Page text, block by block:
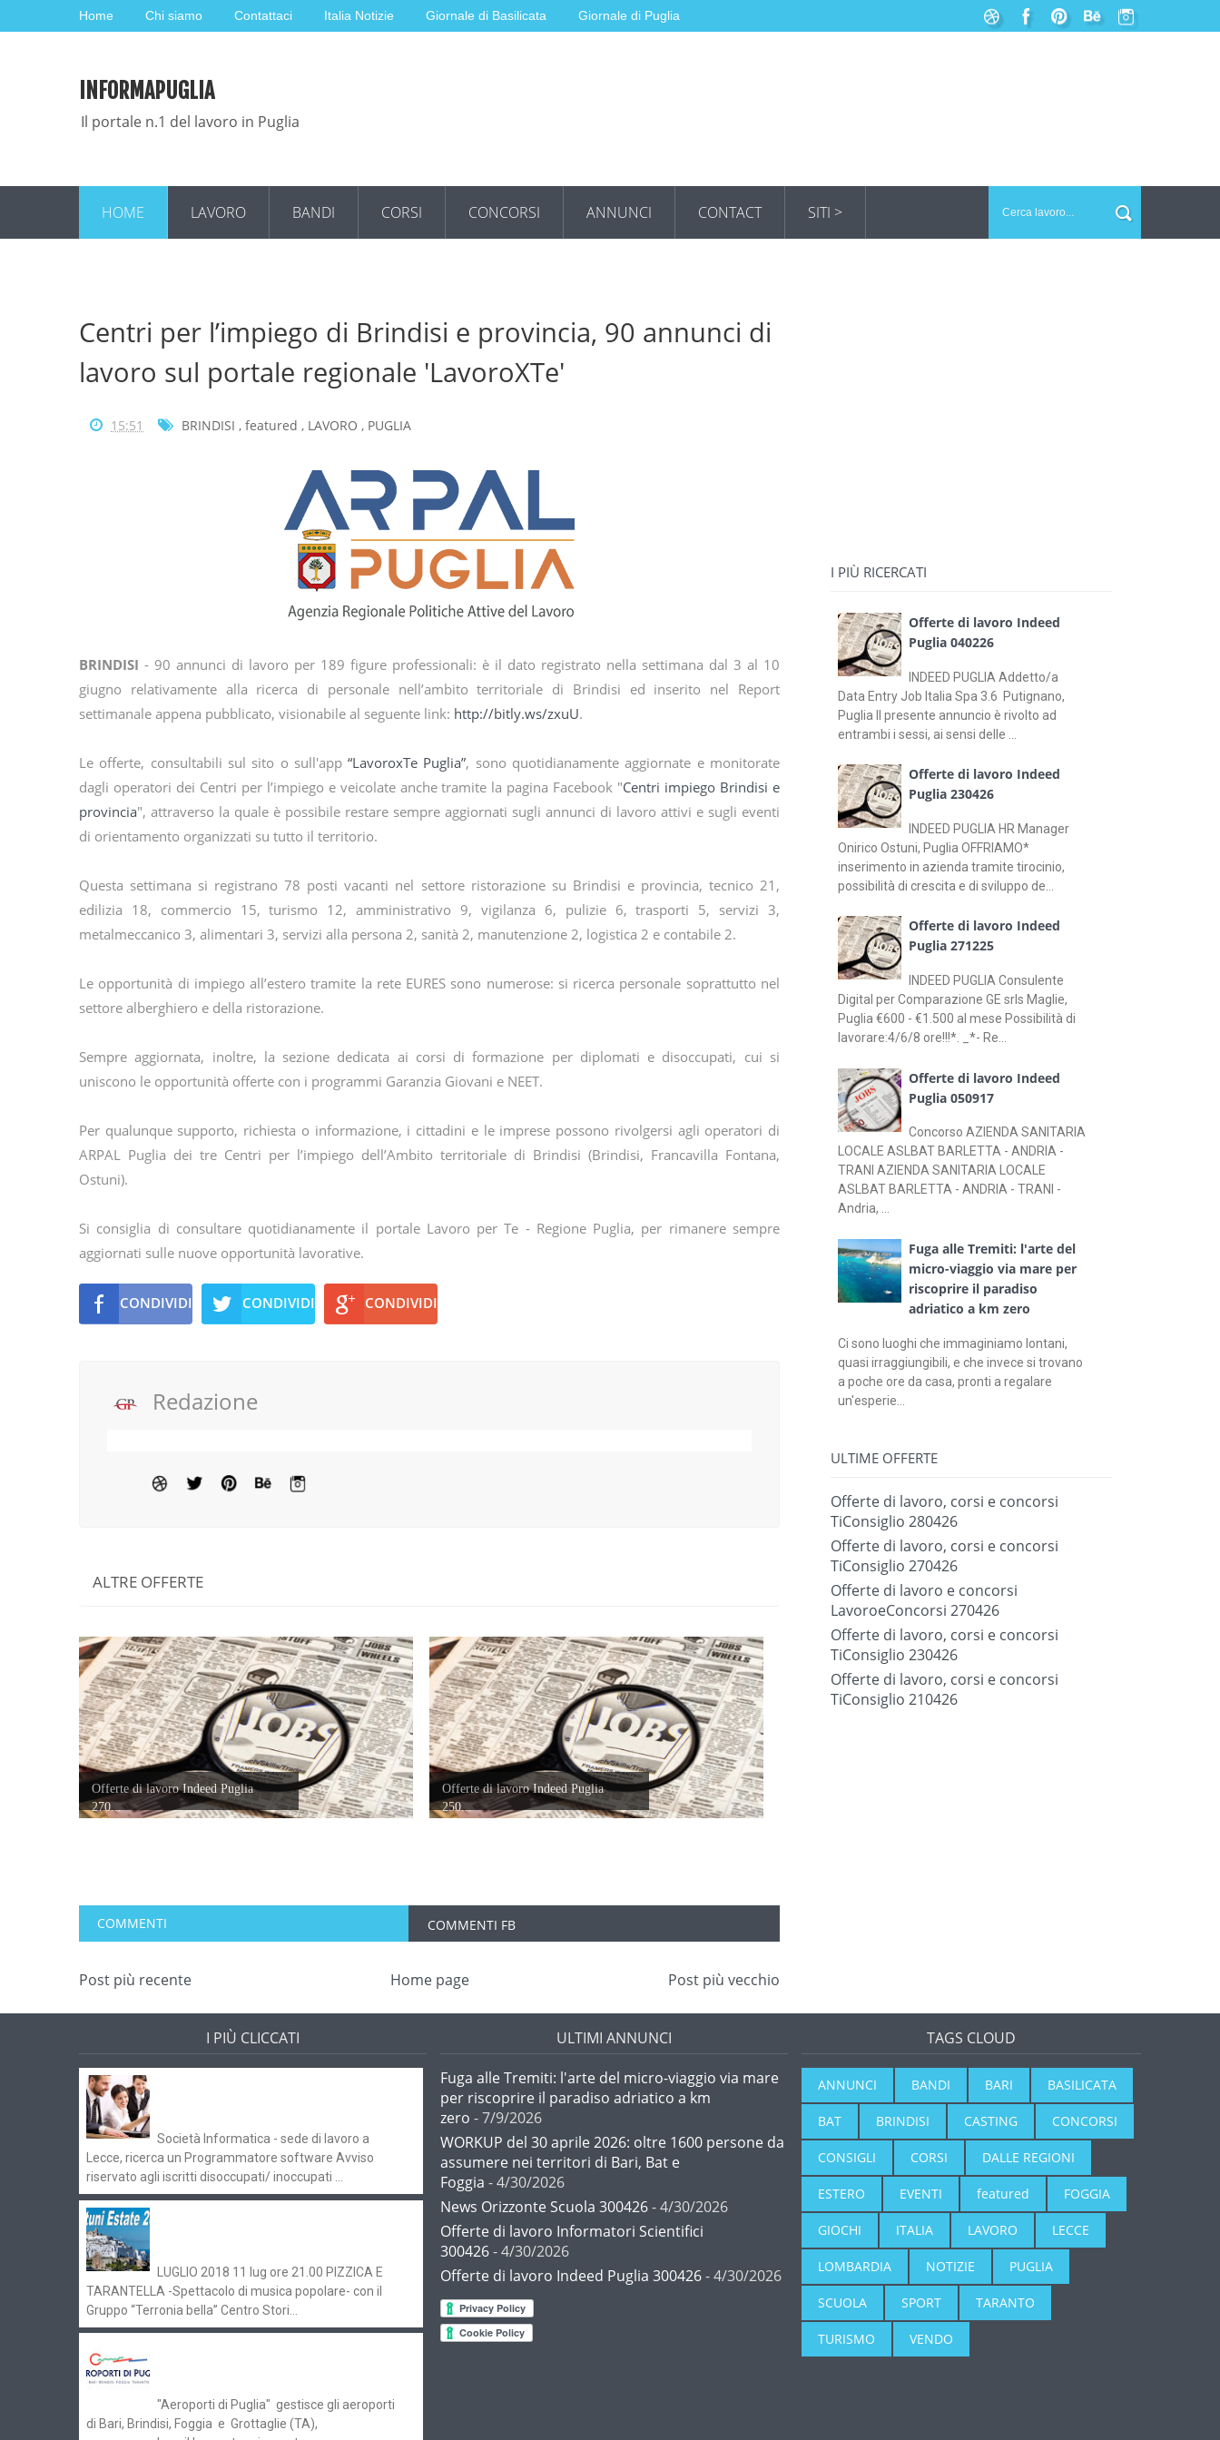
Home Chi siamo Contattaci Italia Notizie Giornale di Basilicata Giornale di Puglia
INFORMAPUGLIA
Il portale n.1 del lavoro in Puglia
HOME LAVORO BANDI CORSI CONCORSI ANNUNCI CONTACT SITI >
Centri per l’impiego di Brindisi e provincia, 90 annunci di
lavoro sul portale regionale 'LavoroXTe'
15:51 BRINDISI , featured , LAVORO , PUGLIA
BRINDISI - 90 annunci di lavoro per 189 figure professionali: è il dato registrato nella settimana dal 3
http://bitly.ws/zxuU.
Le offerte, consultabili sul sito o sull'app“LavoroxTe Puglia”, sono quotidianamente aggiornate e monitorate
dagli operatori dei Centri per l’impiego e veicolate anche tramite la pagina Facebook "Centri impiego Brindisi e
provincia", attraverso la quale è possibile restare sempre aggiornati sugli annunci di lavoro attivi e sugli eventi
di orientamento organizzati su tutto il territorio.
Questa settimana si registrano 78 posti vacanti nel settore ristorazione su Brindisi e provincia, tecnico 21,
edilizia 18, commercio 15, turismo 12, amministrativo 9, vigilanza 6, pulizie 6, trasporti 5, servizi 3,
metalmeccanico 3, alimentari 3, servizi alla persona 2, sanità 2, manutenzione 2, logistica 2 e contabile 2.
Le opportunità di impiego all’estero tramite la rete EURES sono numerose: si ricerca personale soprattutto nel
settore alberghiero e della ristorazione.
Sempre aggiornata, inoltre, la sezione dedicata ai corsi di formazione per diplomati e disoccupati, cui si
uniscono le opportunità offerte con i programmi Garanzia Giovani e NEET.
Per qualunque supporto, richiesta o informazione, i cittadini e le imprese possono rivolgersi agli operatori di
ARPAL Puglia dei tre Centri per l’impiego dell’Ambito territoriale di Brindisi (Brindisi, Francavilla Fontana,
Ostuni).
Si consiglia di consultare quotidianamente il portale Lavoro per Te - Regione Puglia, per rimanere sempre
aggiornati sulle nuove opportunità lavorative.
CONDIVIDI CONDIVIDI CONDIVIDI
Redazione
ALTRE OFFERTE
Offerte di lavoro Indeed Puglia
270...
Offerte di lavoro Indeed Puglia
250...
COMMENTI COMMENTI FB
Post più recente Post più vecchio
Home page
I PIÙ RICERCATI
Offerte di lavoro Indeed
Puglia 040226
INDEED PUGLIA Addetto/a
Data Entry Job Italia Spa 3.6 Putignano,
Puglia Il presente annuncio è rivolto ad
entrambi i sessi, ai sensi delle ...
Offerte di lavoro Indeed
Puglia 230426
INDEED PUGLIA HR Manager
Onirico Ostuni, Puglia OFFRIAMO*
inserimento in azienda tramite tirocinio,
possibilità di crescita e di sviluppo de...
Offerte di lavoro Indeed
Puglia 271225
INDEED PUGLIA Consulente
Digital per Comparazione GE srls Maglie,
Puglia €600 - €1.500 al mese Possibilità di
lavorare:4/6/8 ore!!!*. _*- Re...
Offerte di lavoro Indeed
Puglia 050917
Concorso AZIENDA SANITARIA
LOCALE ASLBAT BARLETTA - ANDRIA -
TRANI AZIENDA SANITARIA LOCALE
ASLBAT BARLETTA - ANDRIA - TRANI -
Andria, ...
Fuga alle Tremiti: l'arte del
micro-viaggio via mare per
riscoprire il paradiso
adriatico a km zero
Ci sono luoghi che immaginiamo lontani,
quasi irraggiungibili, e che invece si trovano
a poche ore da casa, pronti a regalare
un'esperie...
ULTIME OFFERTE
Offerte di lavoro, corsi e concorsi
TiConsiglio 280426
Offerte di lavoro, corsi e concorsi
TiConsiglio 270426
Offerte di lavoro e concorsi
LavoroeConcorsi 270426
Offerte di lavoro, corsi e concorsi
TiConsiglio 230426
Offerte di lavoro, corsi e concorsi
TiConsiglio 210426
I PIÙ CLICCATI
Società Informatica - sede di lavoro a
Lecce, ricerca un Programmatore software Avviso
riservato agli iscritti disoccupati/ inoccupati ...
LUGLIO 2018 11 lug ore 21.00 PIZZICA E
TARANTELLA -Spettacolo di musica popolare- con il
Gruppo “Terronia bella” Centro Stori...
"Aeroporti di Puglia" gestisce gli aeroporti
di Bari, Brindisi, Foggia e Grottaglie (TA),
ULTIMI ANNUNCI
Fuga alle Tremiti: l'arte del micro-viaggio via mare
per riscoprire il paradiso adriatico a km
zero - 7/9/2026
WORKUP del 30 aprile 2026: oltre 1600 persone da
assumere nei territori di Bari, Bat e
Foggia - 4/30/2026
News Orizzonte Scuola 300426- 4/30/2026
Offerte di lavoro Informatori Scientifici
300426- 4/30/2026
Offerte di lavoro Indeed Puglia 300426- 4/30/2026
TAGS CLOUD
ANNUNCI BANDI BARI BASILICATA
BAT BRINDISI CASTING CONCORSI
CONSIGLI CORSI DALLE REGIONI
ESTERO EVENTI featured FOGGIA
GIOCHI ITALIA LAVORO LECCE
LOMBARDIA NOTIZIE PUGLIA
SCUOLA SPORT TARANTO
TURISMO VENDO